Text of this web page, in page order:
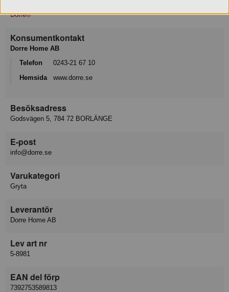
Dorre®
Konsumentkontakt
Dorre Home AB
Telefon
0243-21 67 10
Hemsida
www.dorre.se
Besöksadress
Godsvägen 5, 784 72 BORLÄNGE
E-post
info@dorre.se
Varukategori
Gryta
Leverantör
Dorre Home AB
Lev art nr
5-8981
EAN del förp
7392753589813